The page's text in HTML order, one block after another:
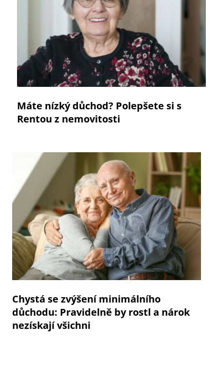
Máte nízký důchod? Polepšete si s
Rentou z nemovitosti
Chystá se zvýšení minimálního
důchodu: Pravidelně by rostl a nárok
nezískají všichni